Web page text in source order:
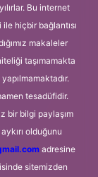
Bu internet
hiçbir bağlantısı
makaleler
taşımamakta
tesadüfidir.
bir bilgi paylaşım
olduğunu
adresine
sitemizden